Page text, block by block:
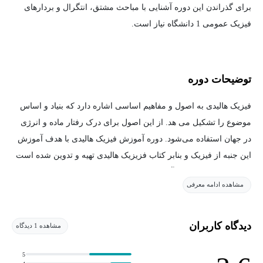
برای گذراندن این دوره آشنایی با مباحث مشتق، انتگرال و بردارهای
فیزیک عمومی 1 دانشگاه نیاز است.
توضیحات دوره
فیزیک هالیدی به اصول و مفاهیم اساسی اشاره دارد که بنیاد و اساس
موضوع را تشکیل می ‌هد. از این اصول برای درک رفتار ماده و انرژی
در جهان استفاده می‌شود. دوره آموزش فیزیک هالیدی با هدف آموزش
این جنبه از فیزیک و بنابر کتاب فزیزیک هالیدی تهیه و تدوین شده است
دوره آموزش فیزیک هالیدی به همت مکتب خونه و به تلاش استاد این
مشاهده ادامه معرفی
دیدگاه کاربران مشاهده 1 دیدگاه
5